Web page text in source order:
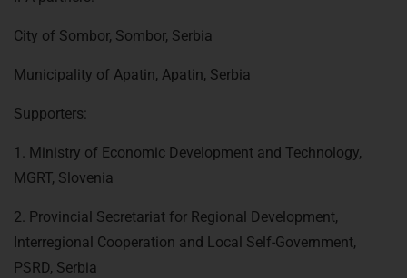
City of Sombor, Sombor, Serbia
Municipality of Apatin, Apatin, Serbia
Supporters:
1. Ministry of Economic Development and Technology,
MGRT, Slovenia
2. Provincial Secretariat for Regional Development,
Interregional Cooperation and Local Self-Government,
PSRD, Serbia